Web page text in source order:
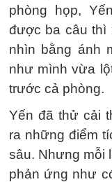
phòng họp,
được ba câu thì
nhìn bằng ánh
như mình vừa
trước cả phòng.
Yến đã thử cải
ra những điểm
sâu. Nhưng mỗi
phản ứng như